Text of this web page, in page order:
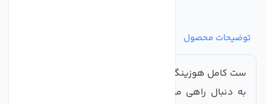
توضیحات محصول
ست کامل هوزینگ تصفیه کننده آب مجموعه 3 عددی
به دنبال راهی موثر برای حفظ کیفیت آب آشامیدنی‌تان